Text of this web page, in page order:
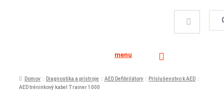
menu
Domov Diagnostika a prístroje AED Defibrilátory
Príslušenstvo k AED
AED tréninkový kabel Trainer 1000